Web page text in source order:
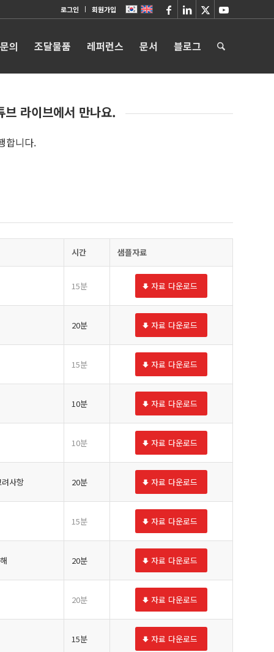
로그인 회원가입
의 조달물품 레퍼런스 문서 블로그
라이브에서 만나요.
합니다.
시간 샘플자료
15분 자료 다운로드
20분 자료 다운로드
15분 자료 다운로드
10분 자료 다운로드
10분 자료 다운로드
사항 20분 자료 다운로드
15분 자료 다운로드
20분 자료 다운로드
20분 자료 다운로드
15분 자료 다운로드